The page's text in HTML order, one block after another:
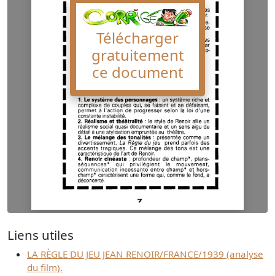
Télécharger
gratuitement
ce document
Liens utiles
LA RÈGLE DU JEU JEAN RENOIR/FRANCE/1939 (analyse
du film).